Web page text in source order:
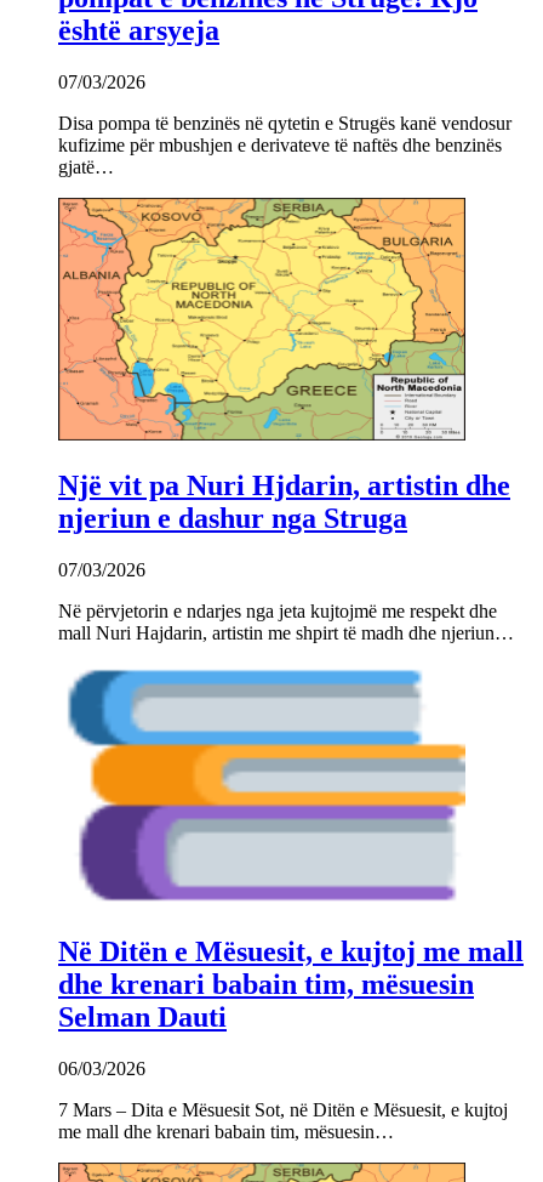
është arsyeja
07/03/2026
Disa pompa të benzinës në qytetin e Strugës kanë vendosur
kufizime për mbushjen e derivateve të naftës dhe benzinës
gjatë…
Një vit pa Nuri Hjdarin, artistin dhe
njeriun e dashur nga Struga
07/03/2026
Në përvjetorin e ndarjes nga jeta kujtojmë me respekt dhe
mall Nuri Hajdarin, artistin me shpirt të madh dhe njeriun…
Në Ditën e Mësuesit, e kujtoj me mall
dhe krenari babain tim, mësuesin
Selman Dauti
06/03/2026
7 Mars – Dita e Mësuesit Sot, në Ditën e Mësuesit, e kujtoj
me mall dhe krenari babain tim, mësuesin…